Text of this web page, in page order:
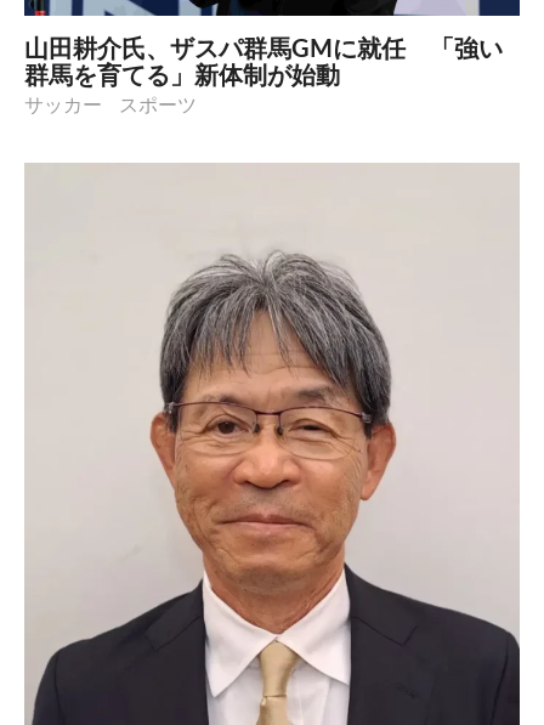
山田耕介氏、ザスパ群馬GMに就任 「強い
群馬を育てる」新体制が始動
サッカー スポーツ